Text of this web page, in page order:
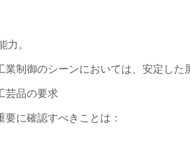
。
業制御のシーンにおいては、安定した
芸品の要求
に確認すべきことは：